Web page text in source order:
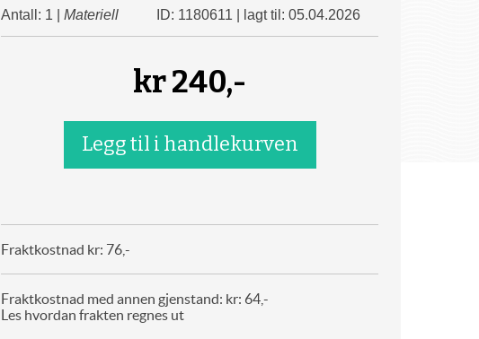
Antall: 1 | Materiell ID: 1180611 | lagt til: 05.04.2026
kr240,-
Fraktkostnad kr: 76,-
Fraktkostnad med annen gjenstand: kr: 64,-
Les hvordan frakten regnes ut